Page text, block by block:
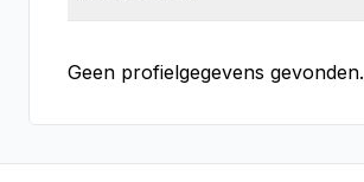
Geen profielgegevens gevonden.